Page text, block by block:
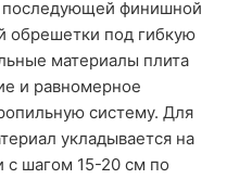
последующей финишной
обрешетки под гибкую
материалы плита
и равномерное
систему. Для
укладывается на
с шагом 15-20 см по